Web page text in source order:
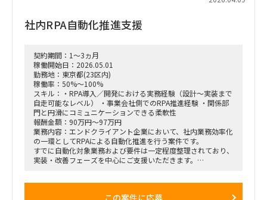
・この領域は依頼元組織の上位者含め「最低限の精度が担保さ
れればよい・AI化で工数削減」という合意があり、AI／BIと相
性が良い。1〜2ヶ月でガッツリ作り込み、担当が1人抜けても
成立する状態にしたい。
社内RPA自動化推進支援
契約期間：1～3ヵ月
稼働開始日：2026.05.01
勤務地：東京都(23区内)
稼働率：50%～100%
スキル：・RPA導入／開発における実務経験（設計〜実装まで
自走可能なレベル） ・事業会社側でのRPA推進経験 ・関係部
門と円滑にコミュニケーションできる柔軟性
報酬金額：90万円～97万円
業務内容：エンドクライアント企業において、社内業務効率化
の一環としてRPAによる自動化推進を行う案件です。
すでに自動化対象業務および要件は一定程度整理されており、
実装・改善フェーズを中心にご支援いただきます。
この案件に応募